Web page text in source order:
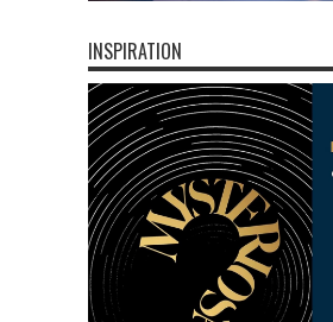
INSPIRATION